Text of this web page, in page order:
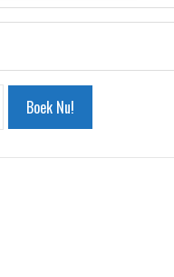
Boek Nu!